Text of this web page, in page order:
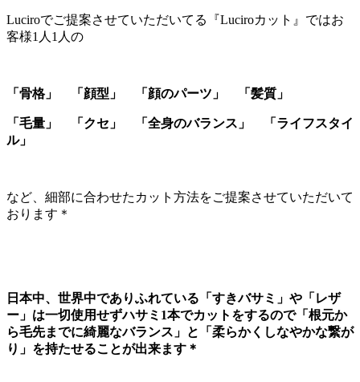
Luciroでご提案させていただいてる『Luciroカット』ではお
客様1人1人の
「骨格」 「顔型」 「顔のパーツ」 「髪質」
「毛量」 「クセ」 「全身のバランス」 「ライフスタイ
ル」
など、細部に合わせたカット方法をご提案させていただいて
おります＊
日本中、世界中でありふれている「すきバサミ」や「レザ
ー」は一切使用せずハサミ1本でカットをするので「根元か
ら毛先までに綺麗なバランス」と「柔らかくしなやかな繋が
り」を持たせることが出来ます＊